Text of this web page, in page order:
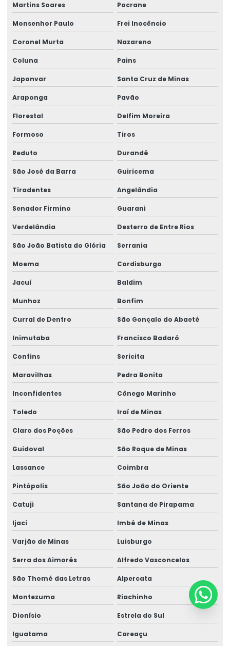
Martins Soares Pocrane
Monsenhor Paulo Frei Inocêncio
Coronel Murta Nazareno
Coluna Pains
Japonvar Santa Cruz de Minas
Araponga Pavão
Florestal Delfim Moreira
Formoso Tiros
Reduto Durandé
São José da Barra Guiricema
Tiradentes Angelândia
Senador Firmino Guarani
Verdelândia Desterro de Entre Rios
São João Batista do Glória Serrania
Moema Cordisburgo
Jacuí Baldim
Munhoz Bonfim
Curral de Dentro São Gonçalo do Abaeté
Inimutaba Francisco Badaró
Confins Sericita
Maravilhas Pedra Bonita
Inconfidentes Cônego Marinho
Toledo Iraí de Minas
Claro dos Poções São Pedro dos Ferros
Guidoval São Roque de Minas
Lassance Coimbra
Pintópolis São João do Oriente
Catuji Santana de Pirapama
Ijaci Imbé de Minas
Varjão de Minas Luisburgo
Serra dos Aimorés Alfredo Vasconcelos
São Thomé das Letras Alpercata
Montezuma Riachinho
Dionísio Estrela do Sul
Iguatama Careaçu